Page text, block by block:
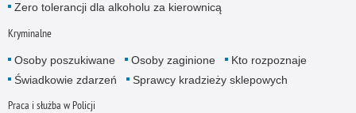
Zero tolerancji dla alkoholu za kierownicą
Kryminalne
Osoby poszukiwane Osoby zaginione
Kto rozpoznaje
Świadkowie zdarzeń
Sprawcy kradzieży sklepowych
Praca i służba w Policji